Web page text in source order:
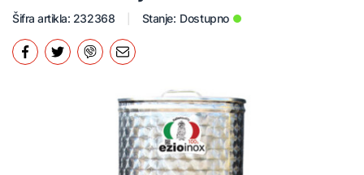
Šifra artikla: 232368 Stanje: Dostupno